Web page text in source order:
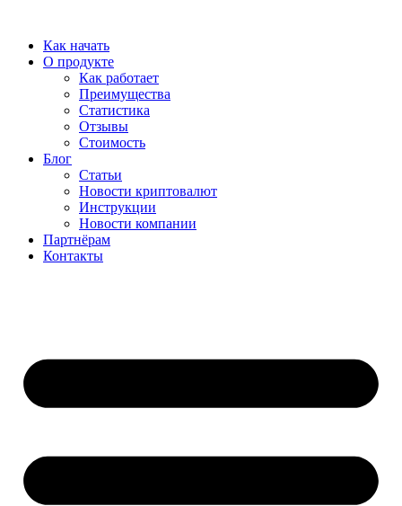
содержимому
Как начать
О продукте
Как работает
Преимущества
Статистика
Отзывы
Стоимость
Блог
Статьи
Новости криптовалют
Инструкции
Новости компании
Партнёрам
Контакты